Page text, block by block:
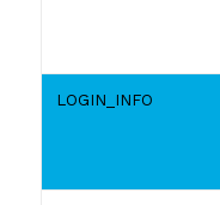
LOGIN_INFO